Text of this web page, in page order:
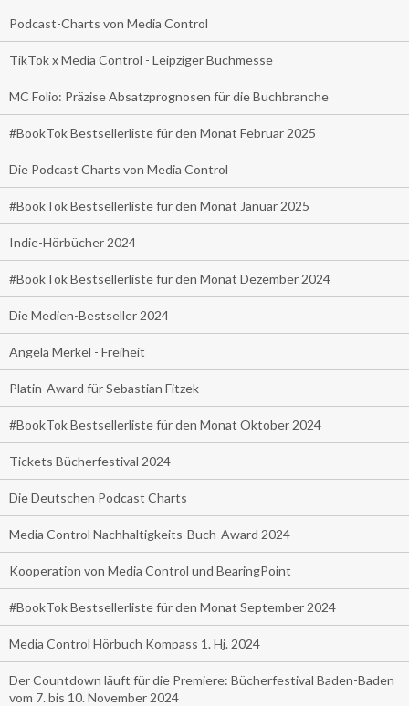
Podcast-Charts von Media Control
TikTok x Media Control - Leipziger Buchmesse
MC Folio: Präzise Absatzprognosen für die Buchbranche
#BookTok Bestsellerliste für den Monat Februar 2025
Die Podcast Charts von Media Control
#BookTok Bestsellerliste für den Monat Januar 2025
Indie-Hörbücher 2024
#BookTok Bestsellerliste für den Monat Dezember 2024
Die Medien-Bestseller 2024
Angela Merkel - Freiheit
Platin-Award für Sebastian Fitzek
#BookTok Bestsellerliste für den Monat Oktober 2024
Tickets Bücherfestival 2024
Die Deutschen Podcast Charts
Media Control Nachhaltigkeits-Buch-Award 2024
Kooperation von Media Control und BearingPoint
#BookTok Bestsellerliste für den Monat September 2024
Media Control Hörbuch Kompass 1. Hj. 2024
Der Countdown läuft für die Premiere: Bücherfestival Baden-Baden
vom 7. bis 10. November 2024